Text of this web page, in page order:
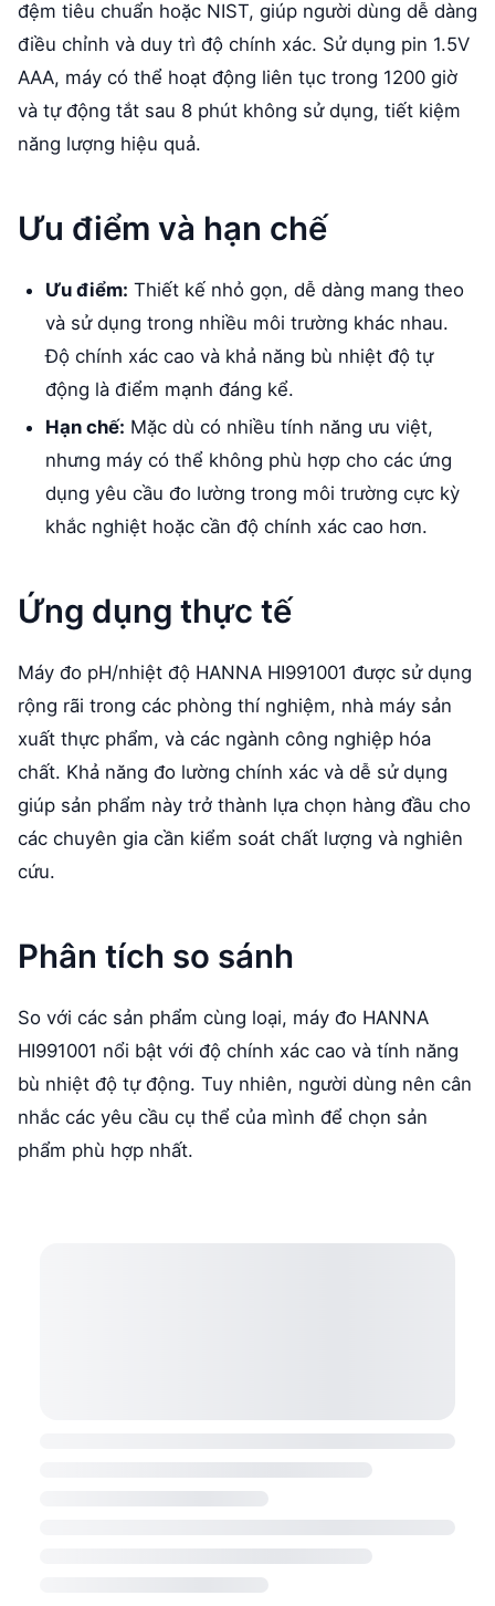
đệm tiêu chuẩn hoặc NIST, giúp người dùng dễ dàng
điều chỉnh và duy trì độ chính xác. Sử dụng pin 1.5V
AAA, máy có thể hoạt động liên tục trong 1200 giờ
và tự động tắt sau 8 phút không sử dụng, tiết kiệm
năng lượng hiệu quả.
Ưu điểm và hạn chế
Ưu điểm: Thiết kế nhỏ gọn, dễ dàng mang theo
và sử dụng trong nhiều môi trường khác nhau.
Độ chính xác cao và khả năng bù nhiệt độ tự
động là điểm mạnh đáng kể.
Hạn chế: Mặc dù có nhiều tính năng ưu việt,
nhưng máy có thể không phù hợp cho các ứng
dụng yêu cầu đo lường trong môi trường cực kỳ
khắc nghiệt hoặc cần độ chính xác cao hơn.
Ứng dụng thực tế
Máy đo pH/nhiệt độ HANNA HI991001 được sử dụng
rộng rãi trong các phòng thí nghiệm, nhà máy sản
xuất thực phẩm, và các ngành công nghiệp hóa
chất. Khả năng đo lường chính xác và dễ sử dụng
giúp sản phẩm này trở thành lựa chọn hàng đầu cho
các chuyên gia cần kiểm soát chất lượng và nghiên
cứu.
Phân tích so sánh
So với các sản phẩm cùng loại, máy đo HANNA
HI991001 nổi bật với độ chính xác cao và tính năng
bù nhiệt độ tự động. Tuy nhiên, người dùng nên cân
nhắc các yêu cầu cụ thể của mình để chọn sản
phẩm phù hợp nhất.